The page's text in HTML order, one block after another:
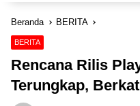
Beranda BERITA
BERITA
Rencana Rilis
Terungkap,